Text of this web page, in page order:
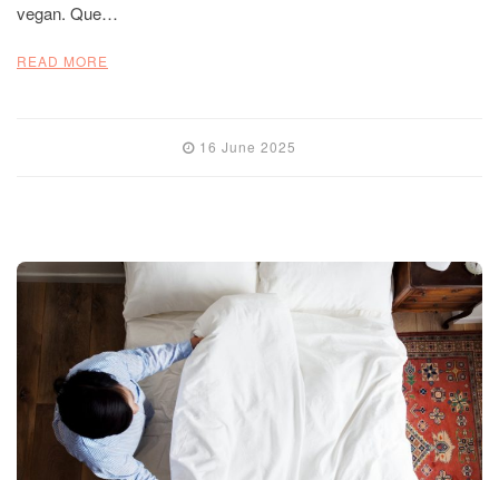
vegan. Que…
READ MORE
16 June 2025